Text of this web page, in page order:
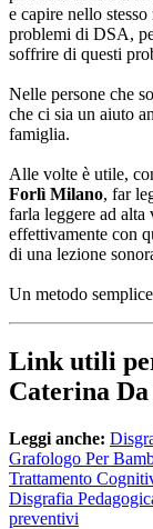
e capire nello
problemi di DSA,
soffrire di questi
Nelle persone che
che ci sia un aiuto
famiglia.
Alle volte è utile,
Forlì Milano, far
farla leggere ad alta
effettivamente con
di una lezione
Un metodo
Link utili
Caterina
Leggi anche:
Grafologo Per
Trattamento
Disgrafia
preventivi